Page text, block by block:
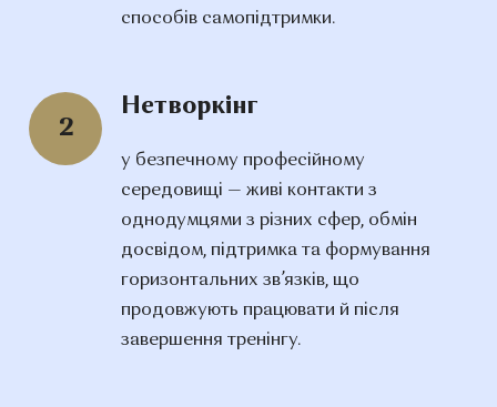
способів самопідтримки.
2
Нетворкінг
у безпечному професійному
середовищі — живі контакти з
однодумцями з різних сфер, обмін
досвідом, підтримка та формування
горизонтальних зв’язків, що
продовжують працювати й після
завершення тренінгу.